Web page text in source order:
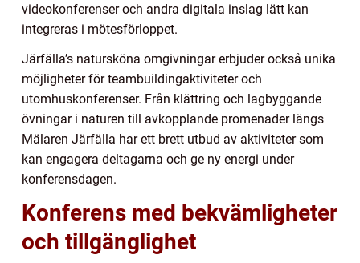
videokonferenser och andra digitala inslag lätt kan
integreras i mötesförloppet.
Järfälla’s natursköna omgivningar erbjuder också unika
möjligheter för teambuildingaktiviteter och
utomhuskonferenser. Från klättring och lagbyggande
övningar i naturen till avkopplande promenader längs
Mälaren Järfälla har ett brett utbud av aktiviteter som
kan engagera deltagarna och ge ny energi under
konferensdagen.
Konferens med bekvämligheter
och tillgänglighet